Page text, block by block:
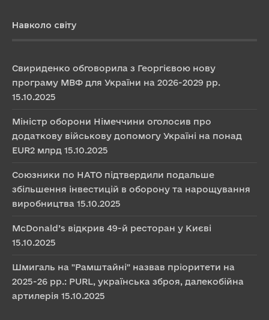
Навколо світу
Свириденко обговорила з Георгієвою нову
програму МВФ для України на 2026-2029 рр.
15.10.2025
Міністр оборони Німеччини оголосив про
додаткову військову допомогу Україні на понад
EUR2 млрд 15.10.2025
Союзники по НАТО підтвердили подальше
збільшення інвестицій в оборону та нарощування
виробництва 15.10.2025
McDonald’s відкрив 49-й ресторан у Києві
15.10.2025
Шмигаль на "Рамштайні" назвав пріоритети на
2025-26 рр.: PURL, українська зброя, далекобійна
артилерія 15.10.2025